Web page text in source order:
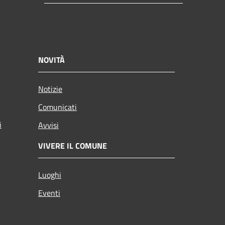
NOVITÀ
Notizie
Comunicati
Avvisi
VIVERE IL COMUNE
Luoghi
Eventi